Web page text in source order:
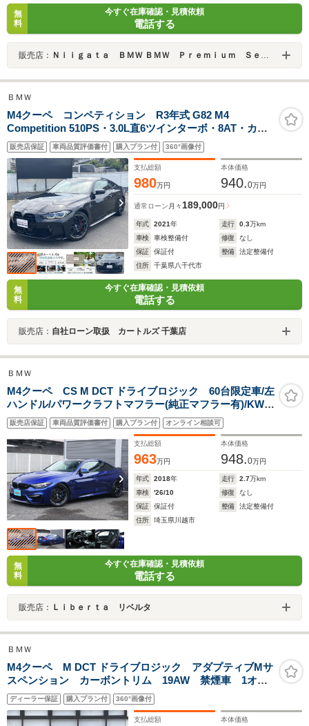
無
料
今すぐ在庫確認・見積依頼
電話する
販売店： Ｎｉｉｇａｔａ ＢＭＷ ＢＭＷ Ｐｒｅｍｉｕｍ Ｓｅｌｅｃｔｉｏｎ新潟
ＢＭＷ
M4クーペ コンペティション R3年式 G82 M4
Competition 510PS・3.0L直6ツインターボ・8AT・カー
ボンルーフ・harman/kardon・レーザーライト・ヘッド
アップディスプレイ・360°カメラ・アクティブベンチレ
ーションシート・純正19/20インチAW
販売店保証 車両品質評価書付 購入プラン付 360°画像付
支払総額
980万円
本体価格
940.0万円
通常ローン 月々 189,000円
年式 2021年 走行 0.3万km
車検
車検整備付 修復
なし
保証
保証付 整備
法定整備付
住所
千葉県八千代市
無
料
今すぐ在庫確認・見積依頼
電話する
販売店： 自社ローン取扱 カートルズ 千葉店
ＢＭＷ
M4クーペ CS M DCT ドライブロジック 60台限定車/左
ハンドル/パワークラフトマフラー(純正マフラー有)/KW車
高調/CS専用CFRP製フロントスプリッター&リアスポイ
ラー&リアディフューザー/専用Mアロイ19・20インチホ
イール/LEDヘッドライト/Bカメラ
販売店保証 車両品質評価書付 購入プラン付 オンライン相談可
支払総額
963万円
本体価格
948.0万円
年式 2018年 走行 2.7万km
車検
'26/10 修復
なし
保証
保証付 整備
法定整備付
住所
埼玉県川越市
無
料
今すぐ在庫確認・見積依頼
電話する
販売店： Ｌｉｂｅｒｔａ リベルタ
ＢＭＷ
M4クーペ M DCT ドライブロジック アダプティブMサ
スペンション カーボントリム 19AW 禁煙車 1オー
ナー 弊社下取車 認定中古車 全国正規ディーラー保
証/1年・走行距離無制限 赤レザーシート バックカメ
ラ シートヒーター 前後PDC HUD
ディーラー保証 購入プラン付 360°画像付
支払総額 本体価格